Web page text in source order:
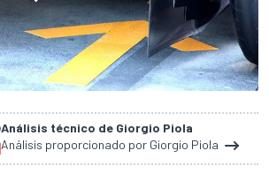
Análisis técnico de Giorgio Piola
Análisis proporcionado por Giorgio Piola